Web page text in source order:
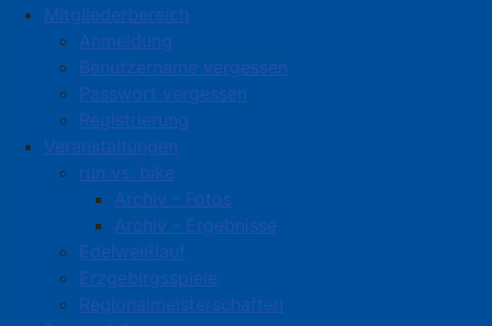
Mitgliederbereich
Anmeldung
Benutzername vergessen
Passwort vergessen
Registrierung
Veranstaltungen
run vs. bike
Archiv - Fotos
Archiv - Ergebnisse
Edelweißlauf
Erzgebirgsspiele
Regionalmeisterschaften